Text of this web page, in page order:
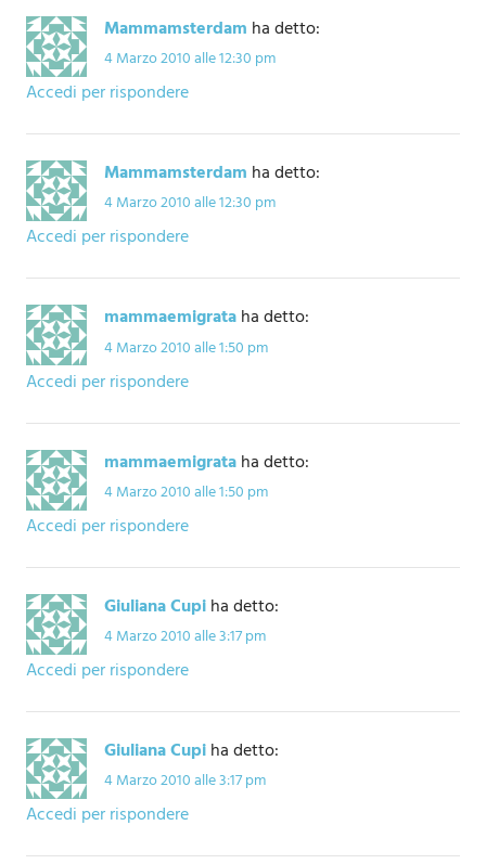
Mammamsterdam ha detto:
4 Marzo 2010 alle 12:30 pm
Accedi per rispondere
Mammamsterdam ha detto:
4 Marzo 2010 alle 12:30 pm
Accedi per rispondere
mammaemigrataha detto:
4 Marzo 2010 alle 1:50 pm
Accedi per rispondere
mammaemigrataha detto:
4 Marzo 2010 alle 1:50 pm
Accedi per rispondere
Giuliana Cupiha detto:
4 Marzo 2010 alle 3:17 pm
Accedi per rispondere
Giuliana Cupiha detto:
4 Marzo 2010 alle 3:17 pm
Accedi per rispondere